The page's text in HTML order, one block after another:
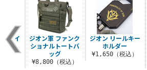
ジオン リールキー
ホルダー
¥1,650（税込）
ライ
込）
ジオン軍 ファンク
ショナルトートバ
ッグ
¥8,800（税込）